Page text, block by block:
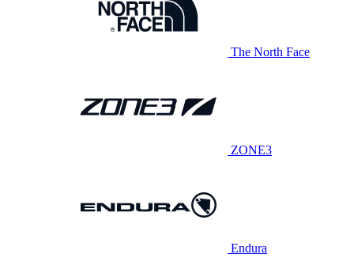
The North Face
ZONE3
Endura